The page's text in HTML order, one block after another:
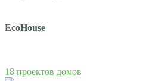
EcoHouse
18 проектов домов